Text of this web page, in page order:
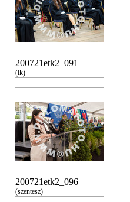
200721etk2_091
(lk)
200721etk2_096
(szentesz)